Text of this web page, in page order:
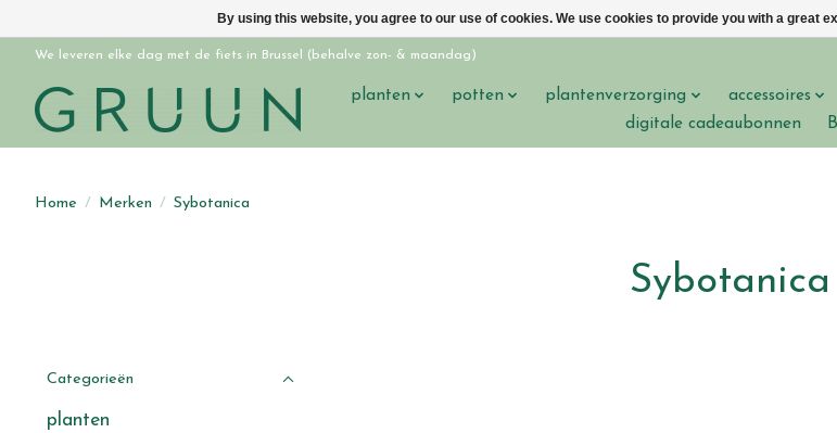
We leveren elke dag met de fiets in Brussel (behalve zon- & maandag)
planten potten plantenverzorging accessoires
digitale cadeaubonnen
Home / Merken / Sybotanica
Sybotanica
Categorieën
planten
By using this website, you agree to our use of cookies. We use cookies to provide you with a great